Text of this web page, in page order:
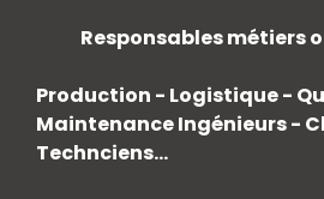
Responsables métiers
Production - Logistique -
Maintenance Ingénieurs -
Technciens...